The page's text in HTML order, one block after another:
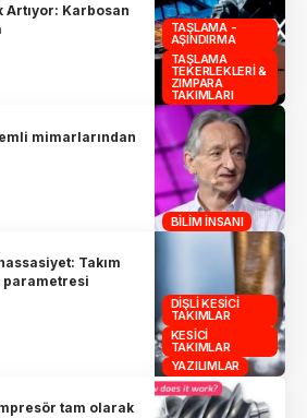
TAŞLAMA -
AŞINDIRMA
TAŞLAMA
TEKERLEKLERI &
ZIMPARA
TAKIMLARI
Karbosan
BILIM İNSANI
mimarlarından
DIŞLI KESICI
TAKIMLAR
KESICI
TAKIMLAR
YAZILIMLAR
Takım
parametresi
tam olarak